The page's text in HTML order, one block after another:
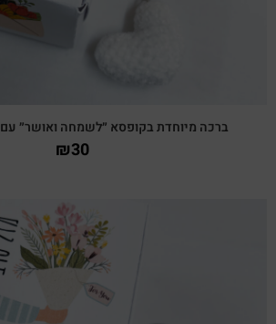
ברכה מיוחדת בקופסא ״לשמחה ואושר״
₪30